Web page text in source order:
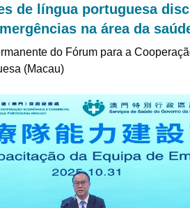
de língua portuguesa
na área da
do Fórum para a
(Macau)